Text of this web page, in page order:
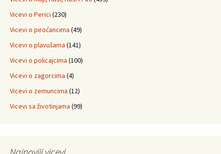
Vicevi o Perici (230)
Vicevi o piroćancima (49)
Vicevi o plavušama (141)
Vicevi o policajcima (100)
Vicevi o zagorcima (4)
Vicevi o zemuncima (12)
Vicevi sa životinjama (99)